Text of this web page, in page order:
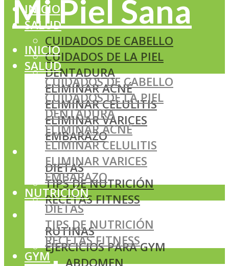
INICIO
SALUD
CUIDADOS DE CABELLO
CUIDADOS DE LA PIEL
DENTADURA
ELIMINAR ACNÉ
ELIMINAR CELULITIS
ELIMINAR VARICES
EMBARAZO
NUTRICIÓN
DIETAS
TIPS DE NUTRICIÓN
RECETAS FITNESS
GYM
RUTINAS
EJERCICIOS PARA GYM
ABDOMEN
INICIO
SALUD
CUIDADOS DE CABELLO
CUIDADOS DE LA PIEL
DENTADURA
ELIMINAR ACNÉ
ELIMINAR CELULITIS
ELIMINAR VARICES
EMBARAZO
NUTRICIÓN
DIETAS
TIPS DE NUTRICIÓN
RECETAS FITNESS
GYM